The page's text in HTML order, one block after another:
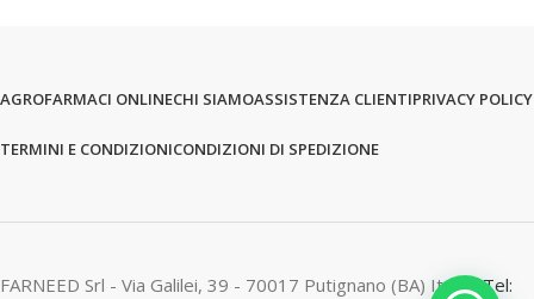
AGROFARMACI ONLINECHI SIAMOASSISTENZA CLIENTIPRIVACY POLICY
TERMINI E CONDIZIONICONDIZIONI DI SPEDIZIONE
FARNEED Srl - Via Galilei, 39 - 70017 Putignano (BA) Italy -Tel: